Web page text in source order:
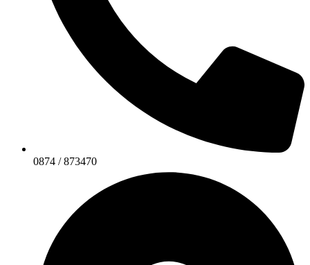
0874 / 873470